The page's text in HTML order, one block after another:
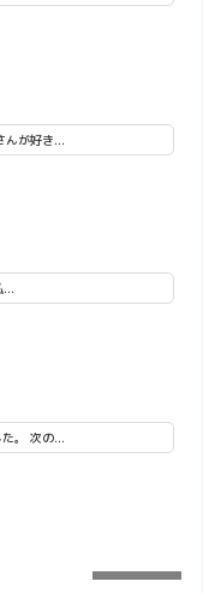
んが好き...
...
。 次の...